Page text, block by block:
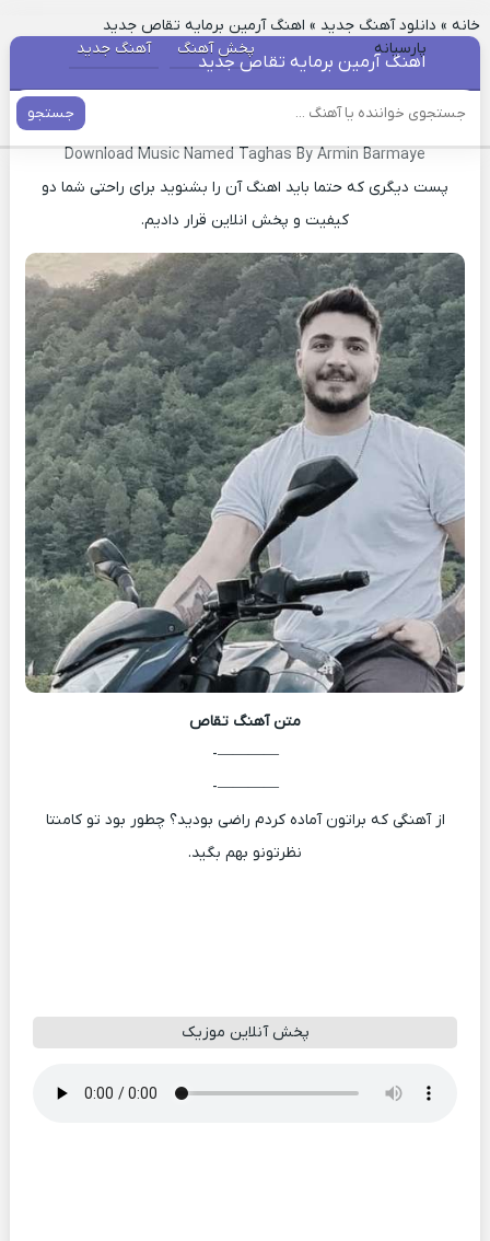
پارسیانه پخش آهنگ آهنگ جدید
جستجو
خانه» دانلود آهنگ جدید » اهنگ آرمین برمایه تقاص جدید
اهنگ آرمین برمایه تقاص جدید
دانلود آهنگ جدید تقاص آرمین برمایه
Download Music Named Taghas By Armin Barmaye
پست دیگری که حتما باید اهنگ آن را بشنوید برای راحتی شما دو
کیفیت و پخش انلاین قرار دادیم.
متن آهنگ تقاص
————-
————-
از آهنگی که براتون آماده کردم راضی بودید؟ چطور بود تو کامنتا
نظرتونو بهم بگید.
پخش آنلاین موزیک